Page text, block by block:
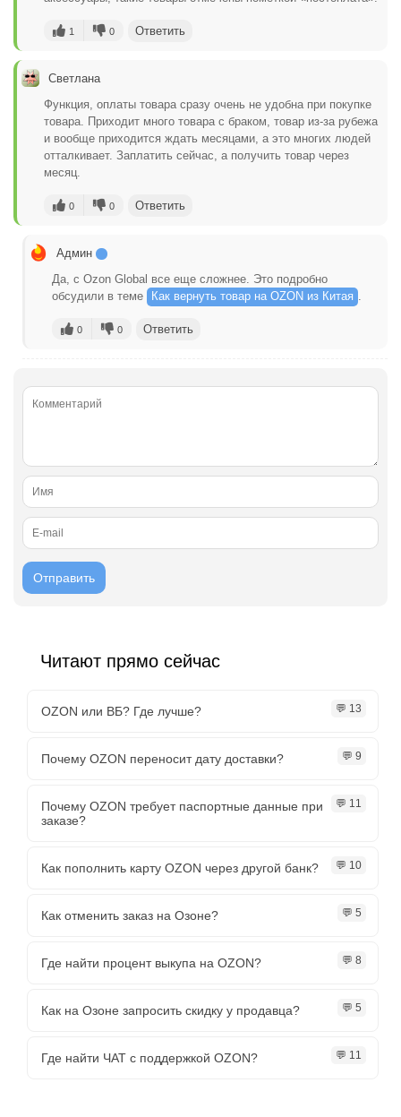
1 0 Ответить
Светлана
Функция, оплаты товара сразу очень не удобна при покупке
товара. Приходит много товара с браком, товар из-за рубежа
и вообще приходится ждать месяцами, а это многих людей
отталкивает. Заплатить сейчас, а получить товар через
месяц.
0 0 Ответить
Админ
Да, с Ozon Global все еще сложнее. Это подробно
обсудили в теме
Как вернуть товар на OZON из Китая .
0 0 Ответить
Читают прямо сейчас
OZON или ВБ? Где лучше? 💬 13
Почему OZON переносит дату доставки? 💬 9
Почему OZON требует паспортные данные при
заказе?
💬 11
Как пополнить карту OZON через другой банк? 💬 10
Как отменить заказ на Озоне? 💬 5
Где найти процент выкупа на OZON? 💬 8
Как на Озоне запросить скидку у продавца? 💬 5
Где найти ЧАТ с поддержкой OZON? 💬 11